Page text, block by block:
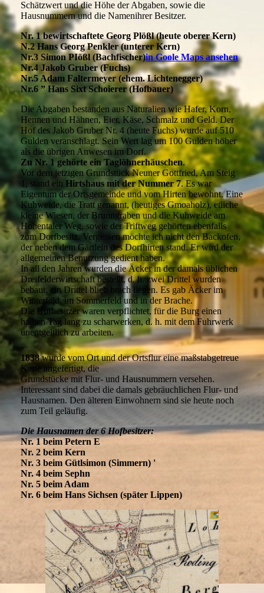
Schätzwert und die Höhe der Abgaben, sowie die
Hausnummern und die Namenihrer Besitzer.
Nr. 1 bewirtschaftete Georg Plößl (heute oberer Kern)
N.2 Hans Georg Penkler (unterer Kern)
Nr.3 Simon PIößl (Bachfischer)in Goole Maps ansehen
Nr.4 Jakob Gruber (Fuchs)
Nr.5 Adam Faltermeyer (ehem. Lichtenegger)
Nr.6 ” Hans Sixt Schoierer (Hofbauer)
Die Abgaben bestanden aus Naturalien wie Hafer, Korn,
Hennen und Hähnen, Eier, Käse, Schmalz und Geld. Der
Hof des Jakob Gruber Nr. 4 (heute Fuchs) wurde auf 510
Gulden veranschlagt. Sein Wert lag um 100 Gulden höher
als die übrigen Anwesen im Dorf.
Zu Nr. 1 gehörte ein Taglöhnerhäuschen.
Vor dem jetzigen Grundstück Neuner Gottfried, Am Steig
1, stand ein Hirtshaus mit der Nummer 7. Es war
Eigentum der Ortsgemeinde und vom Hirten bewohnt. Eine
Kuhweide, die Tratt genannt, (heutiges Gmoaholz), etliche
kleine Wiesen, der Brunngraben und die Kuhweide am
Hohentaler Weg, sowie der Triftweg gehörten ebenfalls
zum Dorfbesitz. Vergessen möchte ich nicht den Backofen,
der neben dem Gärtlein des Dorfhirten stand. Er wird der
allgemeinen Benutzung gedient haben.
In all den Jahren wurden die Äcker in der damals üblichen
Dreifelderwirtschaft bestellt, d. h. zwei Drittel wurden
bebaut, ein Drittel blieb brach liegen. Es gab Äcker im
Winterfeld, im Sommerfeld und in der Brache.
Die Hofbesitzer waren verpflichtet, für die Burg einen
halben Tag lang zu scharwerken, d. h. mit dem Fuhrwerk
unentgeltlich zu arbeiten.
1838wurde vom Ort und der Ortsflur eine maßstabgetreue
Karte angefertigt, die
Grundstücke mit Flur- und Hausnummern versehen.
Interessant sind dabei die damals gebräuchlichen Flur- und
Hausnamen. Den älteren Einwohnern sind sie heute noch
zum Teil geläufig.
Die Hausnamen der 6 Hofbesitzer:
Nr. 1 beim Petern E
Nr. 2 beim Kern
Nr. 3 beim Gütlsimon (Simmern) '
Nr. 4 beim Sephn
Nr. 5 beim Adam
Nr. 6 beim Hans Sichsen (später Lippen)